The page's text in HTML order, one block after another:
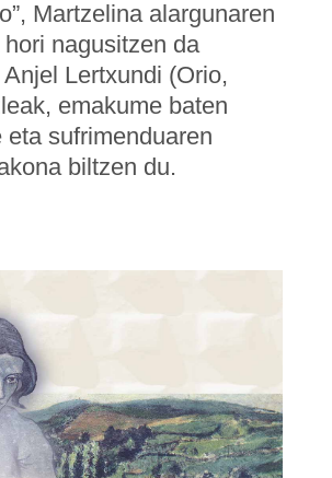
Martzelina alargunaren
nagusitzen da
Lertxundi (Orio,
emakume baten
eta sufrimenduaren
biltzen du.